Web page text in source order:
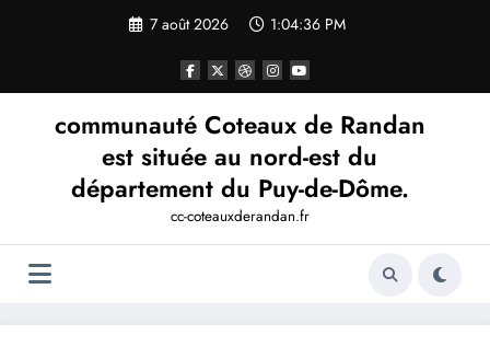
7 août 2026 1:04:38 PM
communauté Coteaux de Randan
est située au nord-est du
département du Puy-de-Dôme.
cc-coteauxderandan.fr